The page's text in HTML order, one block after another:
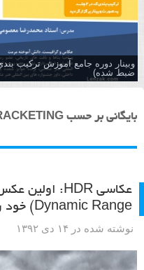
وبینار دوره جامع آموزش تركيب
ضبط شده)
بایگانی بر حسب AUTO BRACKETING
Dynamic Range) خود را بگیرید و ویرایش کنید
نوشته شده در ۱۴ دی ۱۳۹۲